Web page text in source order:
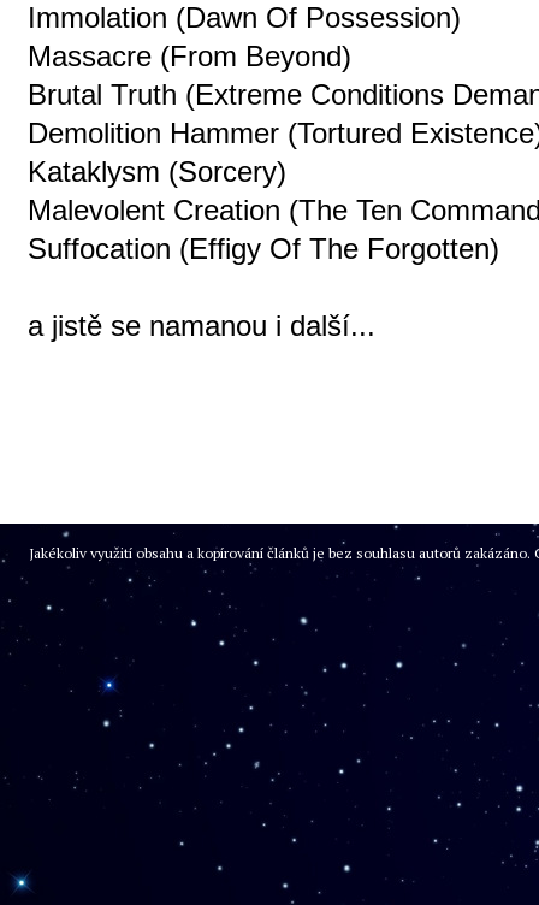
Immolation (Dawn Of Possession)
Massacre (From Beyond)
Brutal Truth (Extreme Conditions
Demolition Hammer (Tortured
Kataklysm (Sorcery)
Malevolent Creation (The Ten
Suffocation (Effigy Of The Forgotten)
a jistě se namanou i další...
Jakékoliv využití obsahu a kopírování článků je bez souhlasu autorů